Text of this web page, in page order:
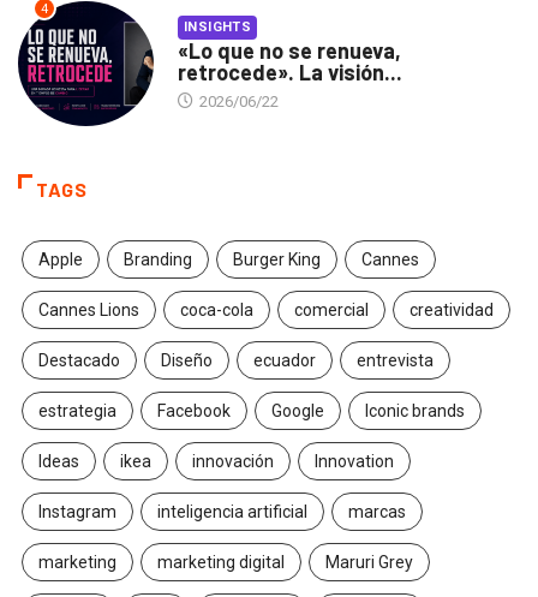
4
INSIGHTS
«Lo que no se renueva,
retrocede». La visión...
2026/06/22
TAGS
Apple Branding Burger King Cannes
Cannes Lions coca-cola comercial creatividad
Destacado Diseño ecuador entrevista
estrategia Facebook Google Iconic brands
Ideas ikea innovación Innovation
Instagram inteligencia artificial marcas
marketing marketing digital Maruri Grey